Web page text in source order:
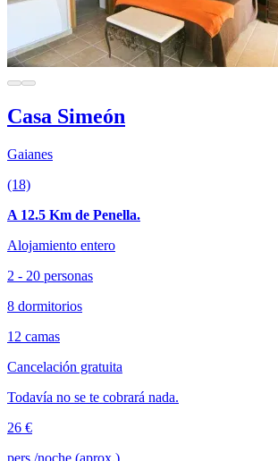
Casa Simeón
Gaianes
(18)
A 12.5 Km de Penella.
Alojamiento entero
2 - 20 personas
8 dormitorios
12 camas
Cancelación gratuita
Todavía no se te cobrará nada.
26 €
pers./noche (aprox.)